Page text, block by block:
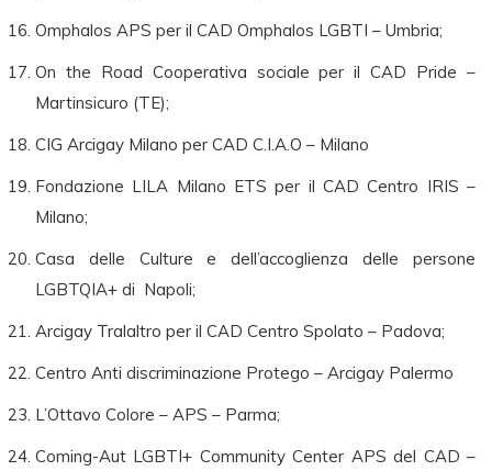
Omphalos APS per il CAD Omphalos LGBTI – Umbria;
On the Road Cooperativa sociale per il CAD Pride –
Martinsicuro (TE);
CIG Arcigay Milano per CAD C.I.A.O – Milano
Fondazione LILA Milano ETS per il CAD Centro IRIS –
Milano;
Casa delle Culture e dell’accoglienza delle persone
LGBTQIA+ di Napoli;
Arcigay Tralaltro per il CAD Centro Spolato – Padova;
Centro Anti discriminazione Protego – Arcigay Palermo
L’Ottavo Colore – APS – Parma;
Coming-Aut LGBTI+ Community Center APS del CAD –